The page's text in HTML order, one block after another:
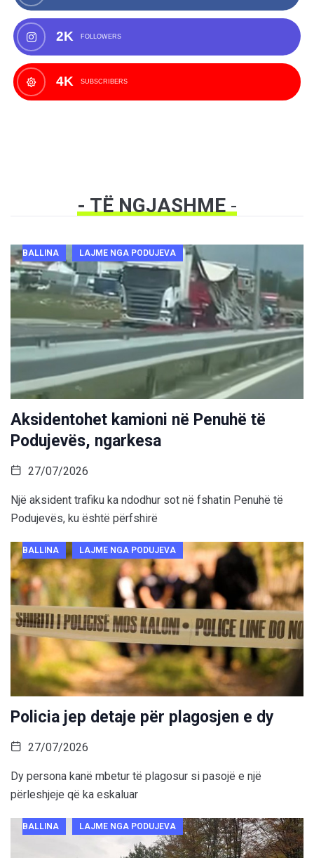
2K FOLLOWERS
4K SUBSCRIBERS
- TË NGJASHME -
BALLINA LAJME NGA PODUJEVA
Aksidentohet kamioni në Penuhë të
Podujevës, ngarkesa
27/07/2026
Një aksident trafiku ka ndodhur sot në fshatin Penuhë të
Podujevës, ku është përfshirë
BALLINA LAJME NGA PODUJEVA
Policia jep detaje për plagosjen e dy
27/07/2026
Dy persona kanë mbetur të plagosur si pasojë e një
përleshjeje që ka eskaluar
BALLINA LAJME NGA PODUJEVA